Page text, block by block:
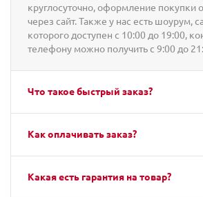
круглосуточно, оформление покупки
через сайт. Также у нас есть шоурум,
которого доступен с 10:00 до 19:00,
телефону можно получить с 9:00 до
Что такое быстрый заказ?
Как оплачивать заказ?
Какая есть гарантия на товар?